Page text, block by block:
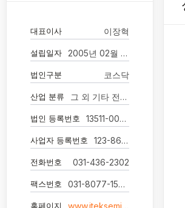
대표이사 이장혁
설립일자 2005년 02월 01일
법인구분 코스닥
산업 분류 그 외 기타 전문, 과학 및 기술 서비스업
법인 등록번호 13511-0074149
사업자 등록번호 123-86-00952
전화번호 031-436-2302
팩스번호 031-8077-1588
홈페이지 www.iteksemi.com